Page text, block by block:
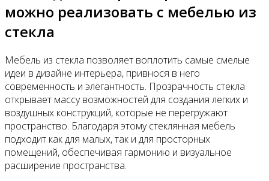
можно реализовать с мебелью из
стекла
Мебель из стекла позволяет воплотить самые смелые
идеи в дизайне интерьера, привнося в него
современность и элегантность. Прозрачность стекла
открывает массу возможностей для создания легких и
воздушных конструкций, которые не перегружают
пространство. Благодаря этому стеклянная мебель
подходит как для малых, так и для просторных
помещений, обеспечивая гармонию и визуальное
расширение пространства.